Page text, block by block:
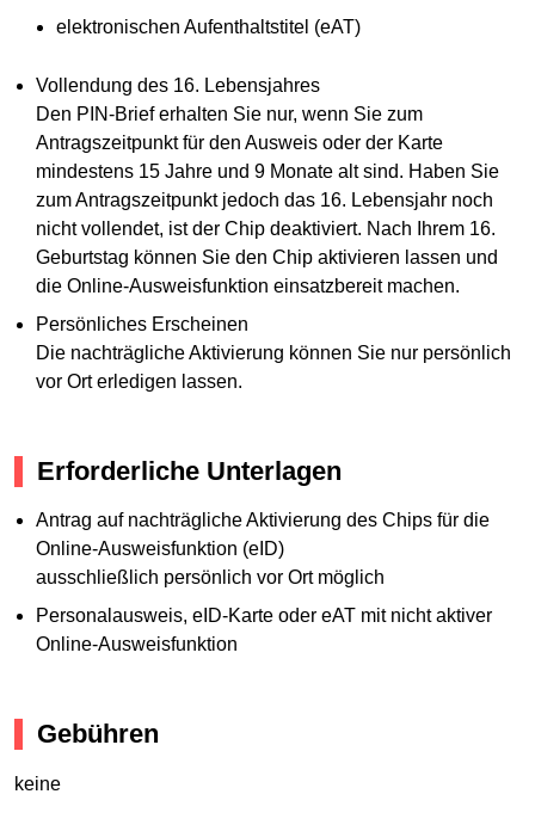
elektronischen Aufenthaltstitel (eAT)
Vollendung des 16. Lebensjahres
Den PIN-Brief erhalten Sie nur, wenn Sie zum
Antragszeitpunkt für den Ausweis oder der Karte
mindestens 15 Jahre und 9 Monate alt sind. Haben Sie
zum Antragszeitpunkt jedoch das 16. Lebensjahr noch
nicht vollendet, ist der Chip deaktiviert. Nach Ihrem 16.
Geburtstag können Sie den Chip aktivieren lassen und
die Online-Ausweisfunktion einsatzbereit machen.
Persönliches Erscheinen
Die nachträgliche Aktivierung können Sie nur persönlich
vor Ort erledigen lassen.
Erforderliche Unterlagen
Antrag auf nachträgliche Aktivierung des Chips für die
Online-Ausweisfunktion (eID)
ausschließlich persönlich vor Ort möglich
Personalausweis, eID-Karte oder eAT mit nicht aktiver
Online-Ausweisfunktion
Gebühren
keine